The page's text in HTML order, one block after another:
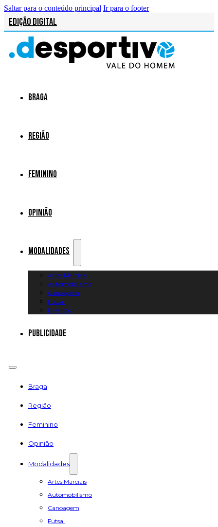
Saltar para o conteúdo principal Ir para o footer
Edição Digital
Braga
Região
Feminino
Opinião
Modalidades
Artes Marciais
Automobilismo
Canoagem
Futsal
Diversos
Publicidade
Braga
Região
Feminino
Opinião
Modalidades
Artes Marciais
Automobilismo
Canoagem
Futsal